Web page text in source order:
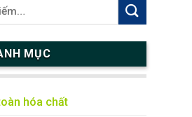
MỤC
hóa chất